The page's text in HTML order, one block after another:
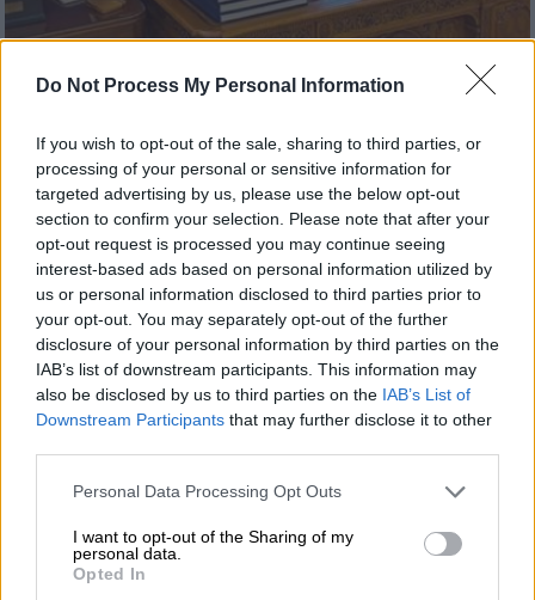
Do Not Process My Personal Information
If you wish to opt-out of the sale, sharing to third parties, or
processing of your personal or sensitive information for
targeted advertising by us, please use the below opt-out
section to confirm your selection. Please note that after your
opt-out request is processed you may continue seeing
interest-based ads based on personal information utilized by
us or personal information disclosed to third parties prior to
your opt-out. You may separately opt-out of the further
disclosure of your personal information by third parties on the
IAB’s list of downstream participants. This information may
also be disclosed by us to third parties on the IAB’s List of
Downstream Participants that may further disclose it to other
Please note that this website/app uses one or more Google
not limited to your visit or usage behaviour. You may click to
grant or deny consent to Google and its third-party tags to
use your data for below specified purposes in below Google
Personal Data Processing Opt Outs
I want to opt-out of the Sharing of my
personal data.
Opted In
06.03.2026 13:41
Αν αυτό δεν είναι πίστη, τι είναι;
Πάστορες προσεύχονται με τον Τραμπ
στο Οβάλ γραφείο για να βρίσκουν στόχο
οι βόμβες
Κι όλα αυτά, επειδή ο Χαμενεΐ καταπίεζε
τον λαό του...